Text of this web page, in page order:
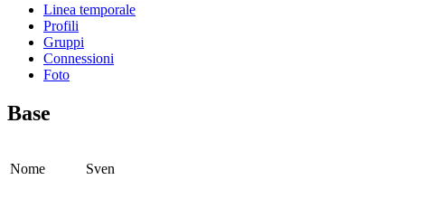
Linea temporale
Profili
Gruppi
Connessioni
Foto
Base
Nome Sven